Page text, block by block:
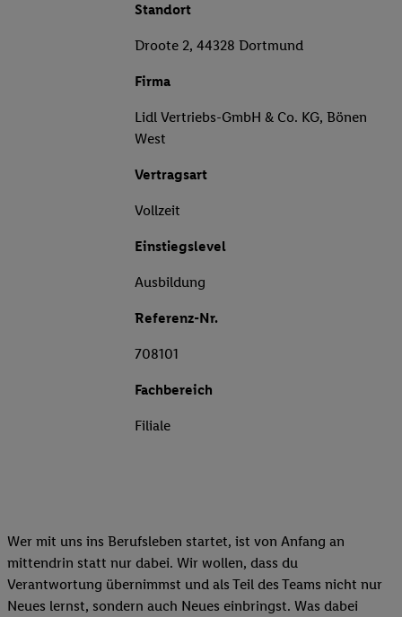
Standort
Droote 2, 44328 Dortmund
Firma
Lidl Vertriebs-GmbH & Co. KG, Bönen
West
Vertragsart
Vollzeit
Einstiegslevel
Ausbildung
Referenz-Nr.
708101
Fachbereich
Filiale
Wer mit uns ins Berufsleben startet, ist von Anfang an
mittendrin statt nur dabei. Wir wollen, dass du
Verantwortung übernimmst und als Teil des Teams nicht nur
Neues lernst, sondern auch Neues einbringst. Was dabei